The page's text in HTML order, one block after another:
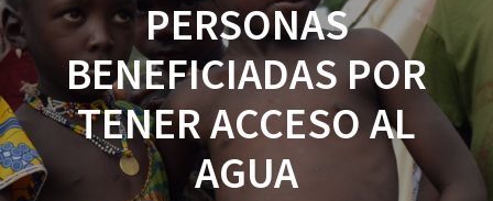
PERSONAS
BENEFICIADAS POR
TENER ACCESO AL
AGUA